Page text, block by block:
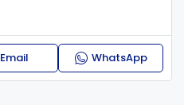
Email WhatsApp